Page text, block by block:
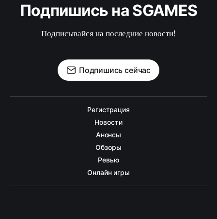
Подпишись на SGAMES
Подписывайся на последние новости!
Подпишись сейчас
Регистрация
Новости
Анонсы
Обзоры
Ревью
Онлайн игры